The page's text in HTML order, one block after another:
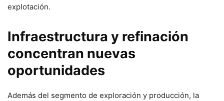
explotación.
Infraestructura y refinación
concentran nuevas
oportunidades
Además del segmento de exploración y producción, la